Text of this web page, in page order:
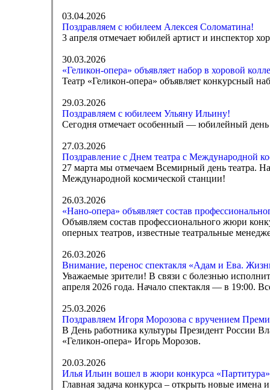
03.04.2026
Поздравляем с юбилеем Алексея Соломатина!
3 апреля отмечает юбилей артист и инспектор
30.03.2026
«Геликон-опера» объявляет набор в хоровой
Театр «Геликон-опера» объявляет конкурсный
29.03.2026
Поздравляем с юбилеем Ульяну Ильину!
Сегодня отмечает особенный — юбилейный
27.03.2026
Поздравление с Днем театра с Международной
27 марта мы отмечаем Всемирный день театра.
Международной космической станции!
26.03.2026
«Нано-опера» объявляет состав
Объявляем состав профессионального жюри
оперных театров, известные театральные
26.03.2026
Внимание, перенос спектакля «Адам и Ева.
Уважаемые зрители! В связи с болезнью
апреля 2026 года. Начало спектакля — в 19:00.
25.03.2026
Поздравляем Игоря Морозова с вручением
В День работника культуры Президент России
«Геликон-опера» Игорь Морозов.
20.03.2026
Илья Ильин вошел в жюри конкурса «Партитура»
Главная задача конкурса – открыть новые имена